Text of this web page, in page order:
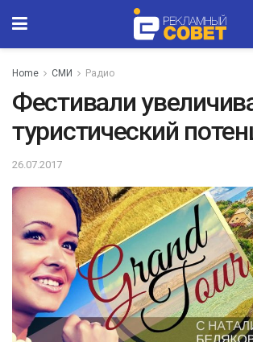
Home СМИ Радио
Фестивали
туристический
26.07.2017